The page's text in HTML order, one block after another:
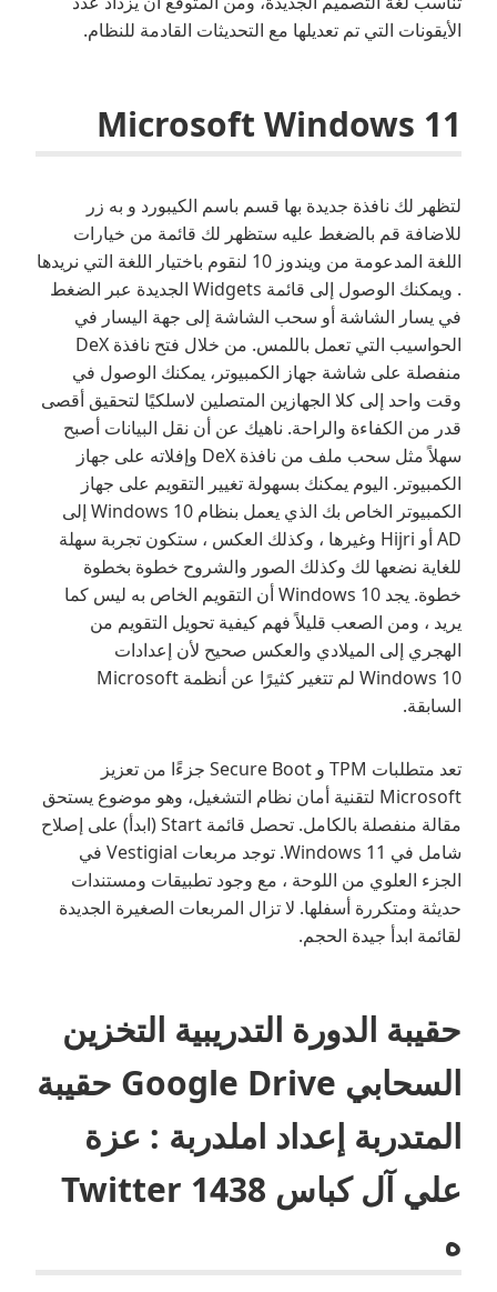
الأيقونات التي تم تعديلها مع التحديثات القادمة للنظام.
Microsoft Windows 11
لتظهر لك نافذة جديدة بها قسم باسم الكيبورد و به زر
للاضافة قم بالضغط عليه ستظهر لك قائمة من خيارات
اللغة المدعومة من ويندوز 10 لنقوم باختيار اللغة التي نريدها
. ويمكنك الوصول إلى قائمة Widgets الجديدة عبر الضغط
في يسار الشاشة أو سحب الشاشة إلى جهة اليسار في
الحواسيب التي تعمل باللمس. من خلال فتح نافذة DeX
منفصلة على شاشة جهاز الكمبيوتر، يمكنك الوصول في
وقت واحد إلى كلا الجهازين المتصلين لاسلكيًا لتحقيق أقصى
قدر من الكفاءة والراحة. ناهيك عن أن نقل البيانات أصبح
سهلاً مثل سحب ملف من نافذة DeX وإفلاته على جهاز
الكمبيوتر. اليوم يمكنك بسهولة تغيير التقويم على جهاز
الكمبيوتر الخاص بك الذي يعمل بنظام Windows 10 إلى
AD أو Hijri وغيرها ، وكذلك العكس ، ستكون تجربة سهلة
للغاية نضعها لك وكذلك الصور والشروح خطوة بخطوة
خطوة. يجد Windows 10 أن التقويم الخاص به ليس كما
يريد ، ومن الصعب قليلاً فهم كيفية تحويل التقويم من
الهجري إلى الميلادي والعكس صحيح لأن إعدادات
Windows 10 لم تتغير كثيرًا عن أنظمة Microsoft
السابقة.
تعد متطلبات TPM و Secure Boot جزءًا من تعزيز
Microsoft لتقنية أمان نظام التشغيل، وهو موضوع يستحق
مقالة منفصلة بالكامل. تحصل قائمة Start (ابدأ) على إصلاح
شامل في Windows 11. توجد مربعات Vestigial في
الجزء العلوي من اللوحة ، مع وجود تطبيقات ومستندات
حديثة ومتكررة أسفلها. لا تزال المربعات الصغيرة الجديدة
لقائمة ابدأ جيدة الحجم.
حقيبة الدورة التدريبية التخزين
السحابي Google Drive حقيبة
المتدربة إعداد املدربة : عزة
علي آل كباس Twitter 1438
ه